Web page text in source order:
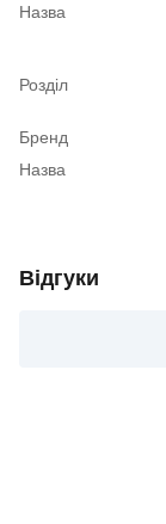
Назва
Розділ
Бренд
Назва
Відгуки